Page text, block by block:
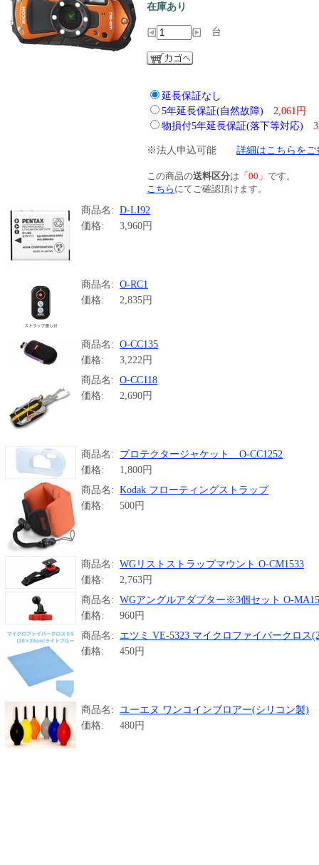
在庫あり
台
延長保証なし
5年延長保証(自然故障)
2,061円
物損付5年延長保証(落下等対応)
※法人申込可能 詳細はこちらをご
この商品の送料区分は 「00」 です。
こちら にてご確認頂けます。
商品名: D-LI92
価格:
3,960円
商品名: O-RC1
価格:
2,835円
商品名: O-CC135
価格:
3,222円
商品名: O-CC118
価格:
2,690円
商品名:
プロテクタージャケット O-CC1252
価格:
1,800円
商品名: Kodak フローティングストラップ
価格:
500円
商品名: WGリストストラップマウント O-CM1533
価格:
2,763円
商品名: WGアングルアダプター※3個セット O-
価格:
960円
商品名:
エツミ VE-5323 マイクロファイバークロス
価格:
450円
商品名: ユーエヌ ワンコインブロアー(シリコン製)
価格:
480円